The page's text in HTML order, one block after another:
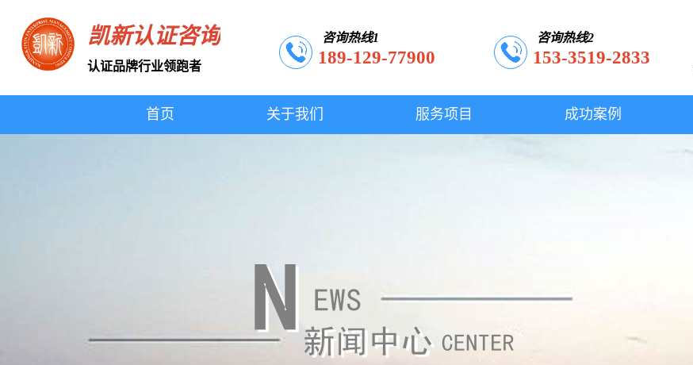
凯新认证咨询
认证品牌行业领跑者
咨询热线1
189-129-77900
咨询热线2
153-3519-2833
首页 关于我们 服务项目 成功案例